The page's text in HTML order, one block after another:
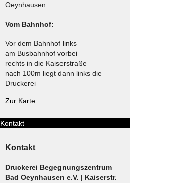
Oeynhausen
Vom Bahnhof:
Vor dem Bahnhof links
am Busbahnhof vorbei
rechts in die Kaiserstraße
nach 100m liegt dann links die
Druckerei
Zur Karte...
Kontakt
Kontakt
Druckerei Begegnungszentrum
Bad Oeynhausen e.V. | Kaiserstr.